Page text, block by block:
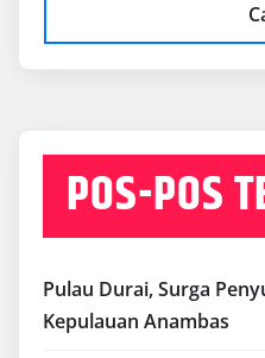
POS-POS
Pulau Durai, Surga
Kepulauan Anambas